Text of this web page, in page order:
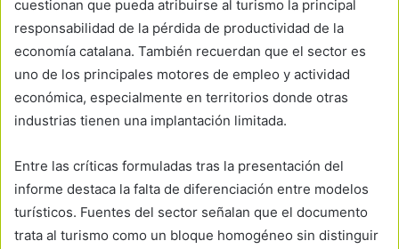
cuestionan que pueda atribuirse al turismo la principal
responsabilidad de la pérdida de productividad de la
economía catalana. También recuerdan que el sector es
uno de los principales motores de empleo y actividad
económica, especialmente en territorios donde otras
industrias tienen una implantación limitada.
Entre las críticas formuladas tras la presentación del
informe destaca la falta de diferenciación entre modelos
turísticos. Fuentes del sector señalan que el documento
trata al turismo como un bloque homogéneo sin distinguir